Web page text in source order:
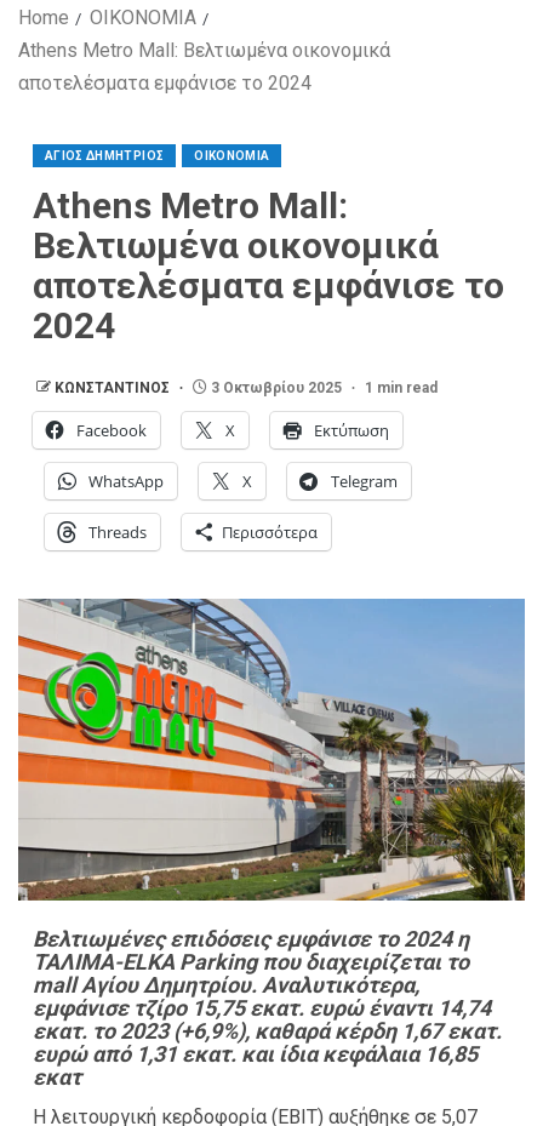
Home
ΟΙΚΟΝΟΜΙΑ
Athens Metro Mall: Βελτιωμένα οικονομικά
αποτελέσματα εμφάνισε το 2024
ΑΓΙΟΣ ΔΗΜΗΤΡΙΟΣ ΟΙΚΟΝΟΜΙΑ
Athens Metro Mall:
Βελτιωμένα οικονομικά
αποτελέσματα εμφάνισε το
2024
ΚΩΝΣΤΑΝΤΙΝΟΣ 3 Οκτωβρίου 2025 1 min read
Facebook X Εκτύπωση
WhatsApp X Telegram
Threads Περισσότερα
Βελτιωμένες επιδόσεις εμφάνισε το 2024 η
ΤΑΛΙΜΑ-ELKA Parking που διαχειρίζεται το
mall Αγίου Δημητρίου. Αναλυτικότερα,
εμφάνισε τζίρο 15,75 εκατ. ευρώ έναντι 14,74
εκατ. το 2023 (+6,9%), καθαρά κέρδη 1,67 εκατ.
ευρώ από 1,31 εκατ. και ίδια κεφάλαια 16,85
εκατ
Η λειτουργική κερδοφορία (EBIT) αυξήθηκε σε 5,07